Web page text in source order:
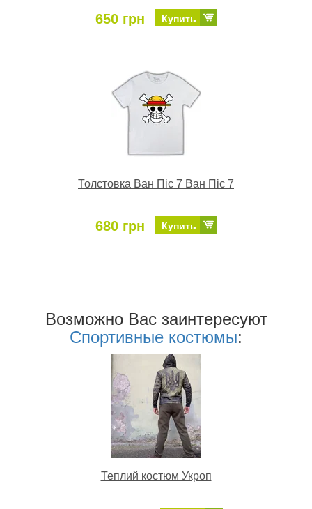
650 грн Купить
Толстовка Ван Піс 7 Ван Піс 7
680 грн Купить
Возможно Ваc заинтересуют
Спортивные костюмы:
Теплий костюм Укроп